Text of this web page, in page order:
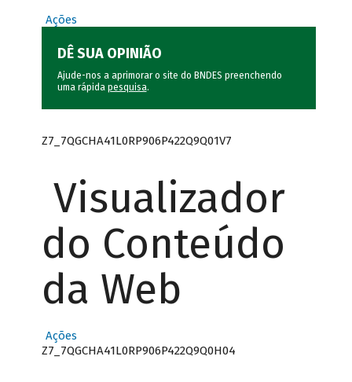
Ações
DÊ SUA OPINIÃO
Ajude-nos a aprimorar o site do BNDES preenchendo
uma rápida pesquisa.
Z7_7QGCHA41L0RP906P422Q9Q01V7
Visualizador
do Conteúdo
da Web
Ações
Z7_7QGCHA41L0RP906P422Q9Q0H04